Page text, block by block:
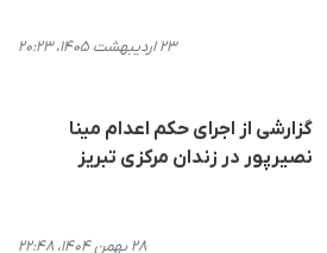
۲۳ اردیبهشت ۱۴۰۵، ۲۰:۲۳
گزارشی از اجرای حکم اعدام مینا
نصیرپور در زندان مرکزی تبریز
۲۸ بهمن ۱۴۰۴، ۲۲:۴۸